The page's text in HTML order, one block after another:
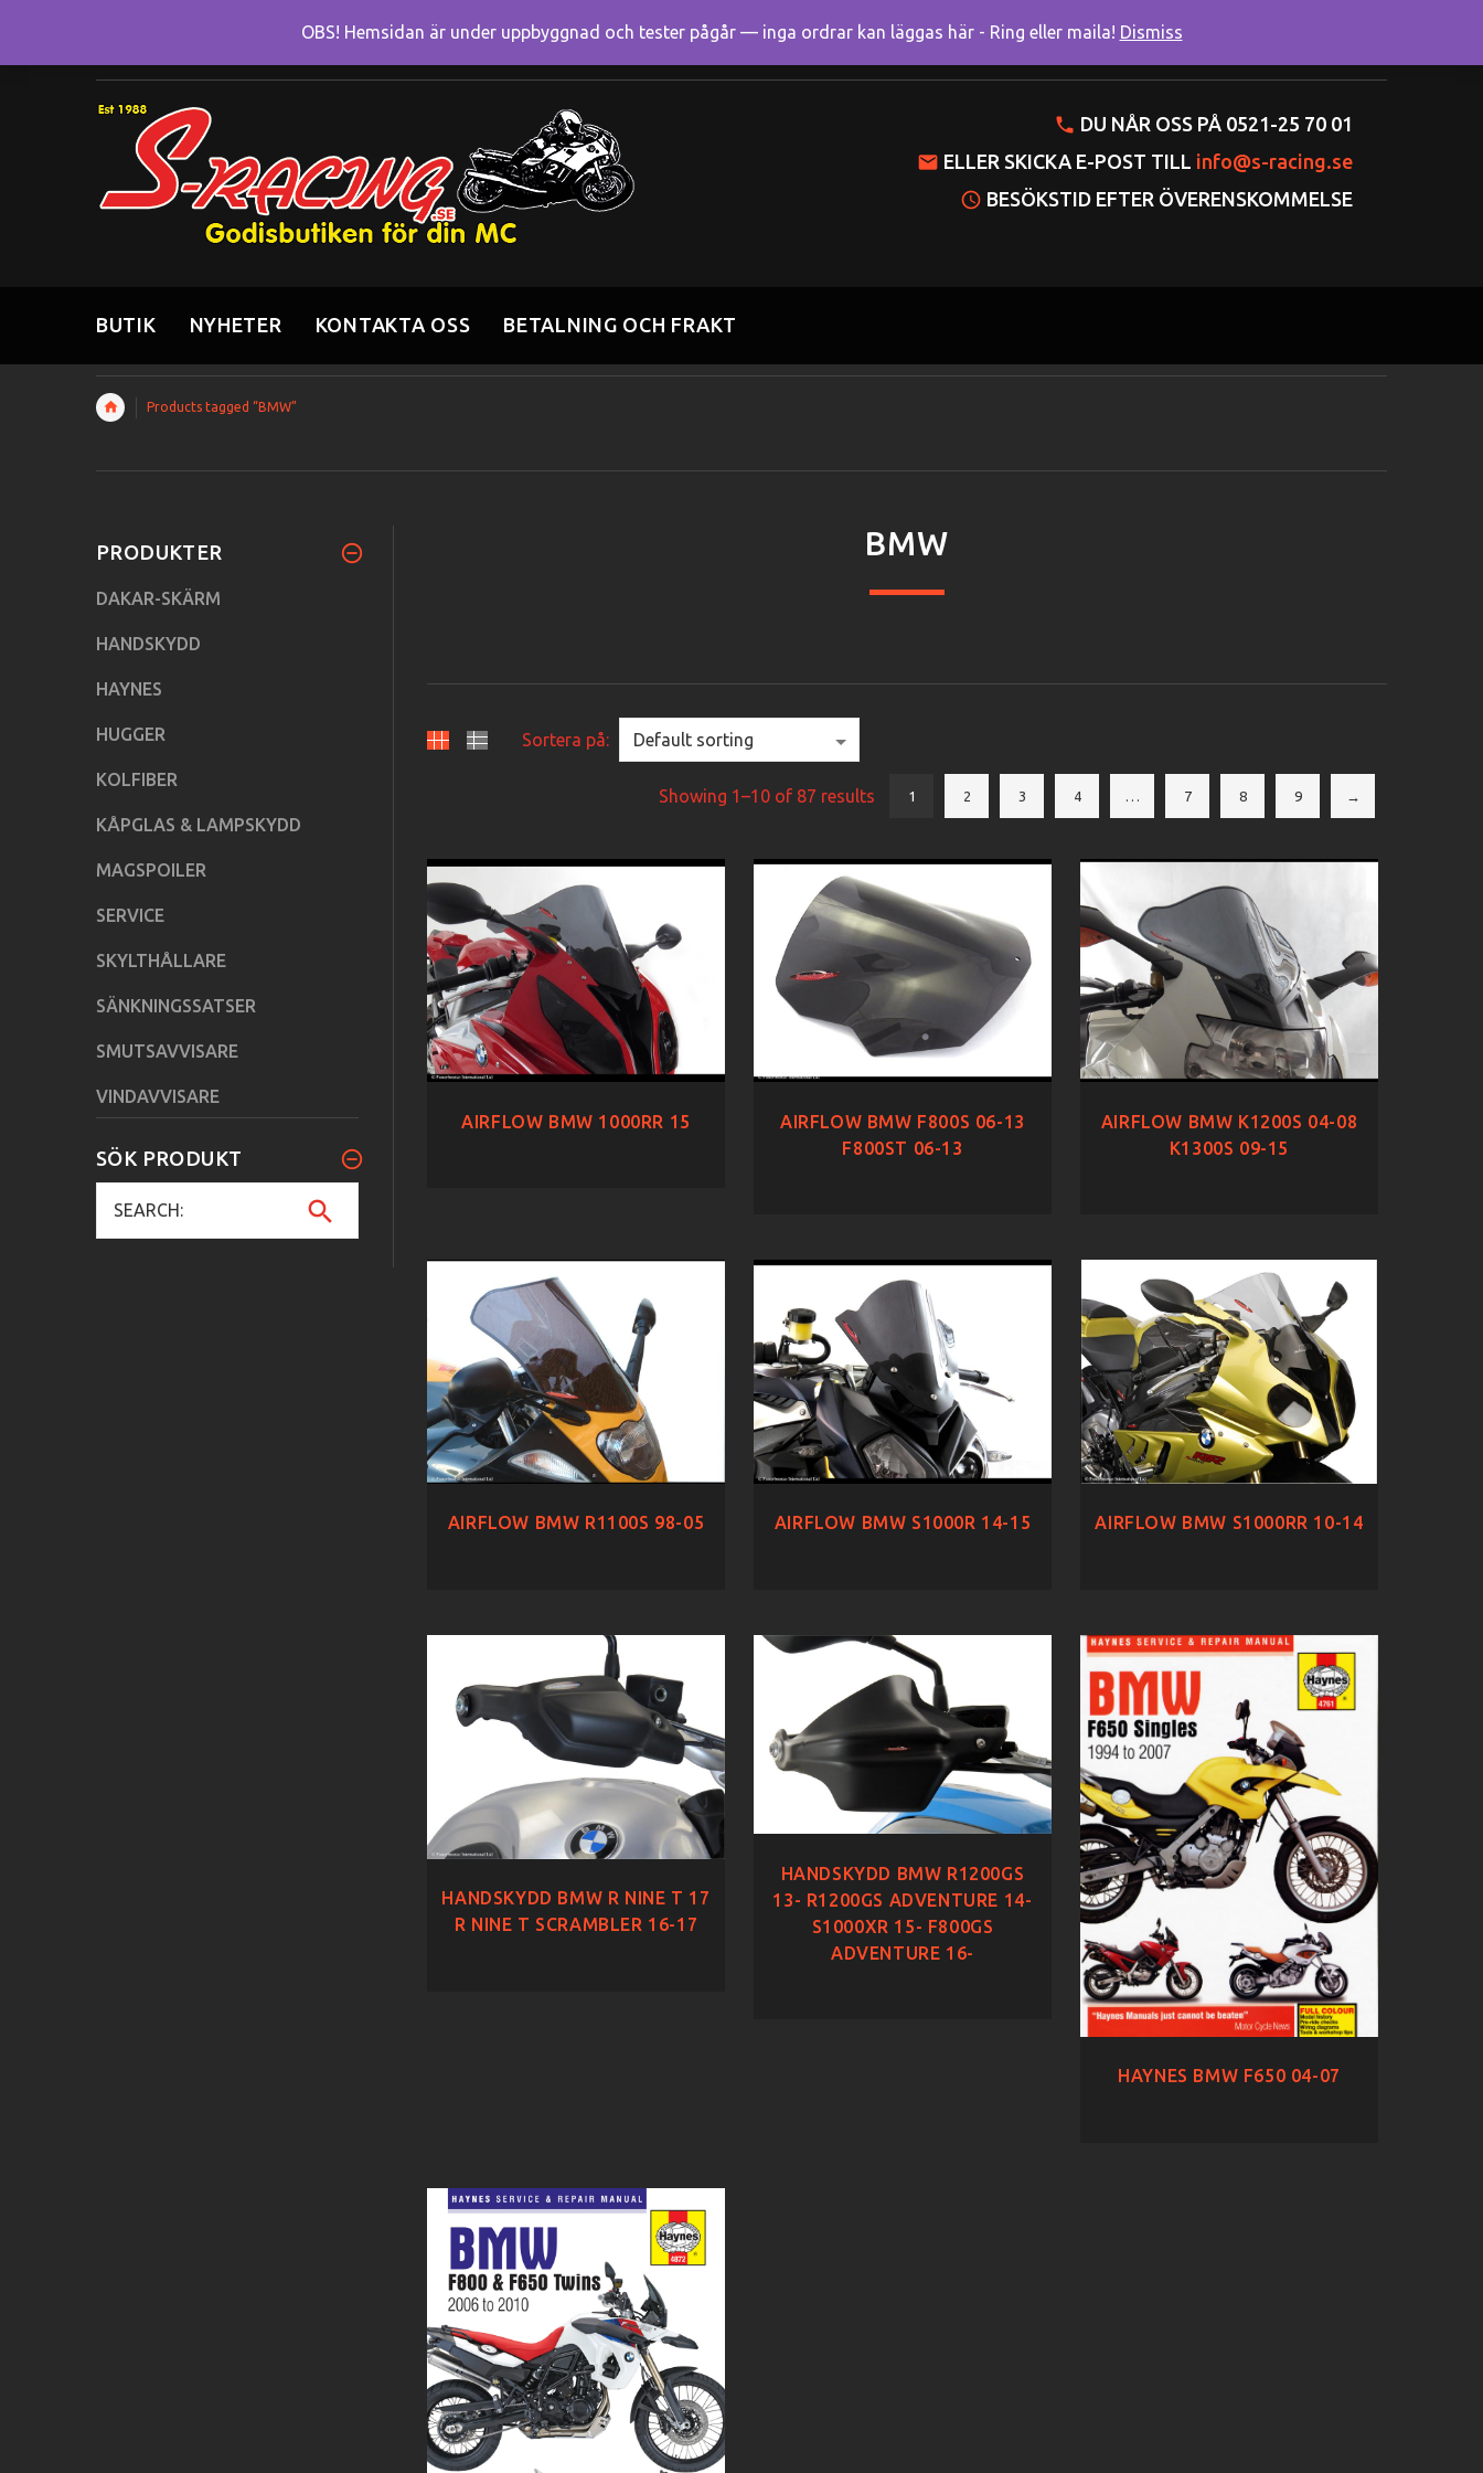
Mitt konto Varukorgen
DU NÅR OSS PÅ 0521-25 70 01
ELLER SKICKA E-POST TILL info@s-racing.se
BESÖKSTID EFTER ÖVERENSKOMMELSE
BUTIK NYHETER KONTAKTA OSS BETALNING OCH FRAKT
Products tagged “BMW”
PRODUKTER
DAKAR-SKÄRM
HANDSKYDD
HAYNES
HUGGER
KOLFIBER
KÅPGLAS & LAMPSKYDD
MAGSPOILER
SERVICE
SKYLTHÅLLARE
SÄNKNINGSSATSER
SMUTSAVVISARE
VINDAVVISARE
SÖK PRODUKT
BMW
Sortera på:
Showing 1–10 of 87 results 1 2 3 4 7 8 9 →
AIRFLOW BMW 1000RR 15
AIRFLOW BMW F800S 06-13
F800ST 06-13
AIRFLOW BMW K1200S 04-08
K1300S 09-15
AIRFLOW BMW R1100S 98-05 AIRFLOW BMW S1000R 14-15 AIRFLOW BMW S1000RR 10-14
HANDSKYDD BMW R NINE T 17
R NINE T SCRAMBLER 16-17
HANDSKYDD BMW R1200GS
13- R1200GS ADVENTURE 14-
S1000XR 15- F800GS
ADVENTURE 16-
HAYNES BMW F650 04-07
OBS! Hemsidan är under uppbyggnad och tester pågår — inga ordrar kan läggas här - Ring eller maila! Dismiss